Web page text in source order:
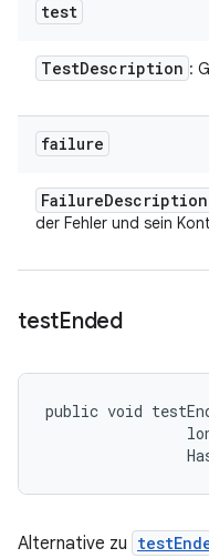
test
TestDescription :
failure
FailureDescription
der Fehler und sein
testEnded
public void
Alternative zu